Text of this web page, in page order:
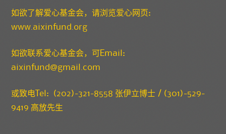
如欲了解爱心基金会，请浏览爱心网页:
www.aixinfund.org
如欲联系爱心基金会，可Email:
aixinfund@gmail.com
或致电Tel: (202)-321-8558 张伊立博士 / (301)-529-
9419 高放先生